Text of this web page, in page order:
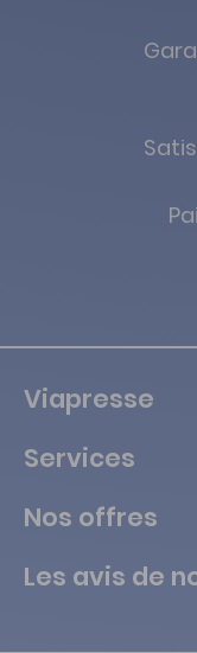
Viapresse
Services
Nos offres
Les avis de